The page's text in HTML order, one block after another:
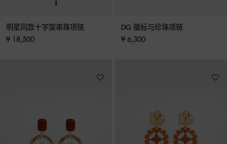
明星同款十字架串珠项链
¥ 18,500
DG 徽标与珍珠项链
¥ 6,300